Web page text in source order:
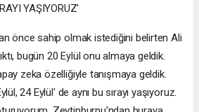
YAŞIYORUZ'
önce sahip olmak istediğini belirten Ali
bugün 20 Eylül onu almaya geldik.
zeka özelliğiyle tanışmaya geldik.
24 Eylül' de aynı bu sırayı yaşıyoruz.